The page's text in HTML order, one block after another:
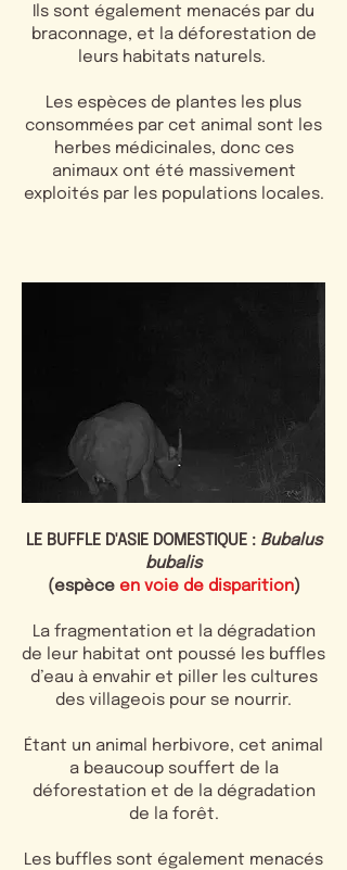
Ils sont également menacés par du
braconnage, et la déforestation de
leurs habitats naturels.
Les espèces de plantes les plus
consommées par cet animal sont les
herbes médicinales, donc ces
animaux ont été massivement
exploités par les populations locales.
LE BUFFLE D'ASIE DOMESTIQUE : Bubalus
bubalis
(espèce en voie de disparition)
La fragmentation et la dégradation
de leur habitat ont poussé les buffles
d’eau à envahir et piller les cultures
des villageois pour se nourrir.
Étant un animal herbivore, cet animal
a beaucoup souffert de la
déforestation et de la dégradation
de la forêt.
Les buffles sont également menacés